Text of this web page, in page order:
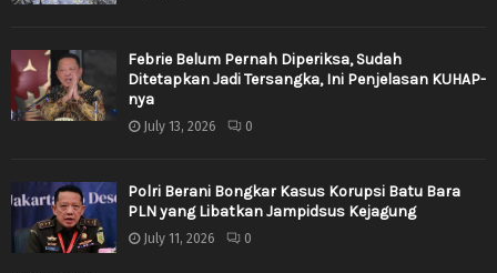
Febrie Belum Pernah Diperiksa, Sudah
Ditetapkan Jadi Tersangka, Ini Penjelasan KUHAP-
nya
July 13, 2026 0
Polri Berani Bongkar Kasus Korupsi Batu Bara
PLN yang Libatkan Jampidsus Kejagung
July 11, 2026 0